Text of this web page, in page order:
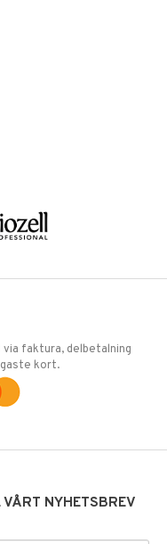
faktura, delbetalning
kort.
NYHETSBREV